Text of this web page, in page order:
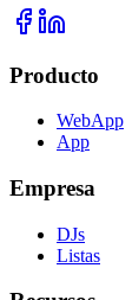
Producto
WebApp
App
Empresa
DJs
Listas